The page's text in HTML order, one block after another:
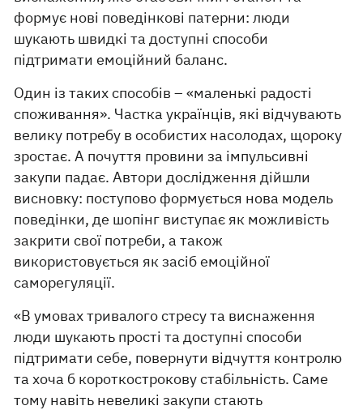
формує нові поведінкові патерни: люди
шукають швидкі та доступні способи
підтримати емоційний баланс.
Один із таких способів – «маленькі радості
споживання». Частка українців, які відчувають
велику потребу в особистих насолодах, щороку
зростає. А почуття провини за імпульсивні
закупи падає. Автори дослідження дійшли
висновку: поступово формується нова модель
поведінки, де шопінг виступає як можливість
закрити свої потреби, а також
використовується як засіб емоційної
саморегуляції.
«В умовах тривалого стресу та виснаження
люди шукають прості та доступні способи
підтримати себе, повернути відчуття контролю
та хоча б короткострокову стабільність. Саме
тому навіть невеликі закупи стають